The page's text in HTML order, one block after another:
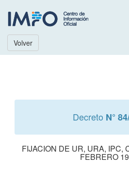
Volver
Decreto N°
FIJACION DE UR, URA, IPC,
FEBRERO